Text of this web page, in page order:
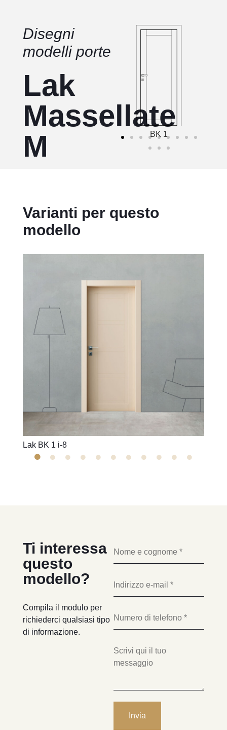
Disegni
modelli porte
Lak
Massellate
M
BK 1
Varianti per questo
modello
Lak BK 1 i-8
Ti interessa
questo
modello?
Compila il modulo per
richiederci qualsiasi tipo
di informazione.